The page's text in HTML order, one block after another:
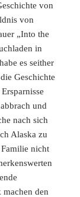
von
von
„Into the
in
es seither
Geschichte
und
nach sich
Alaska zu
Familie nicht
den